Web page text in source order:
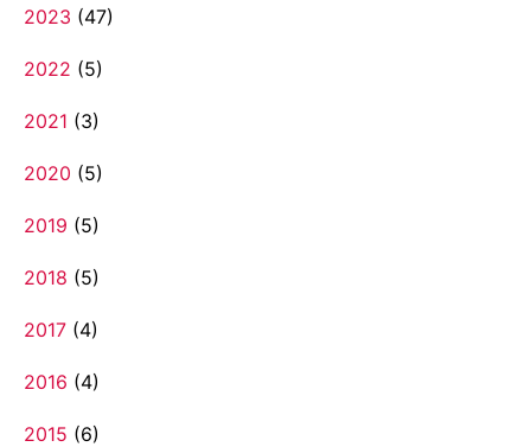
2023 (47)
2022 (5)
2021 (3)
2020 (5)
2019 (5)
2018 (5)
2017 (4)
2016 (4)
2015 (6)